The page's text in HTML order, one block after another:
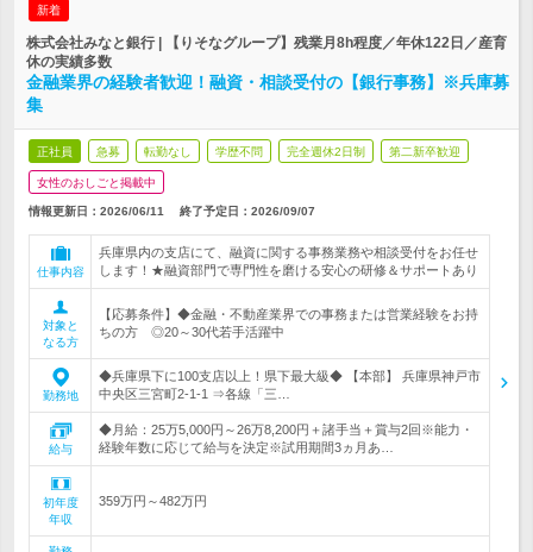
新着
株式会社みなと銀行 | 【りそなグループ】残業月8h程度／年休122日／産育
休の実績多数
金融業界の経験者歓迎！融資・相談受付の【銀行事務】※兵庫募
集
正社員 急募 転勤なし 学歴不問 完全週休2日制 第二新卒歓迎
女性のおしごと掲載中
情報更新日：2026/06/11 終了予定日： 2026/09/07
仕事内容
兵庫県内の支店にて、融資に関する事務業務や相談受付をお任せ
します！★融資部門で専門性を磨ける安心の研修＆サポートあり
対象と
なる方
【応募条件】◆金融・不動産業界での事務または営業経験をお持
ちの方 ◎20～30代若手活躍中
勤務地
◆兵庫県下に100支店以上！県下最大級◆ 【本部】 兵庫県神戸市
中央区三宮町2-1-1 ⇒各線「三…
給与
◆月給：25万5,000円～26万8,200円＋諸手当＋賞与2回※能力・
経験年数に応じて給与を決定※試用期間3ヵ月あ…
初年度
年収
359万円～482万円